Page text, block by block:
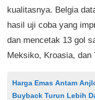
kualitasnya. Belgia
hasil uji coba yang
dan mencetak 13 gol
Meksiko, Kroasia, dan
Harga Emas Antam
Buyback Turun Lebih